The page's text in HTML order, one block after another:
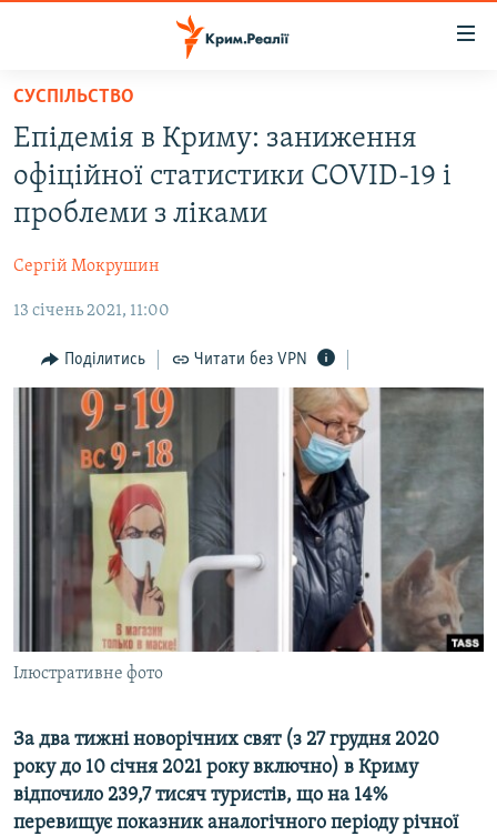
Перейти
основного
матеріалу
Перейти
до
основної
навігації
Перейти
пошуку
ВОДА.КРИМ
ВІДЕО ТА ФОТО
БЛОГИ
ПОГЛЯД
ІНТЕРВ'Ю
ВСЕ ЗА ДЕНЬ
СПЕЦПРОЕКТИ
ДЕПОРТАЦІЯ
ВІДЕОУРОКИ «ELIFBE»
СВІДЧЕННЯ ОКУПАЦІЇ
УКРАЇНСЬКА ПРОБЛЕМА КРИМУ
ІНФОГРАФІКА
ЯК ОБІЙТИ БЛОКУВАННЯ
Русский
Qırımtatar
ДОЛУЧАЙСЯ!
Усі сайти RFE/RL
СУСПІЛЬСТВО
Епідемія в Криму: заниження
офіційної статистики COVID-19 і
проблеми з ліками
Сергій Мокрушин
13 січень 2021, 11:00
Поділитись Читати без VPN
Ілюстративне фото
За два тижні новорічних свят (з 27 грудня 2020
року до 10 січня 2021 року включно) в Криму
відпочило 239,7 тисяч туристів, що на 14%
перевищує показник аналогічного періоду річної